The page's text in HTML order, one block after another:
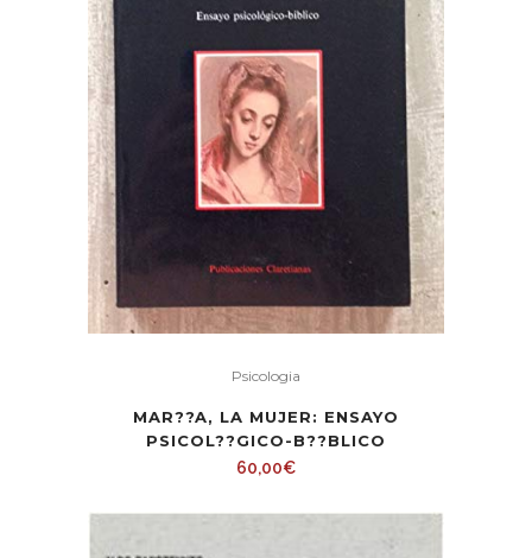
Psicologia
MAR??A, LA MUJER: ENSAYO
PSICOL??GICO-B??BLICO
60,00€